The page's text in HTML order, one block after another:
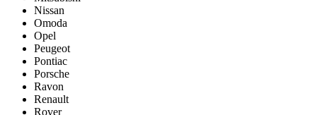
Nissan
Omoda
Opel
Peugeot
Pontiac
Porsсhe
Ravon
Renault
Rover